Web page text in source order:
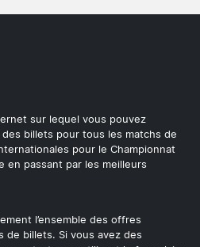
sur lequel vous pouvez
billets pour tous les matchs de
pour le Championnat
en passant par les meilleurs
l’ensemble des offres
de billets. Si vous avez des